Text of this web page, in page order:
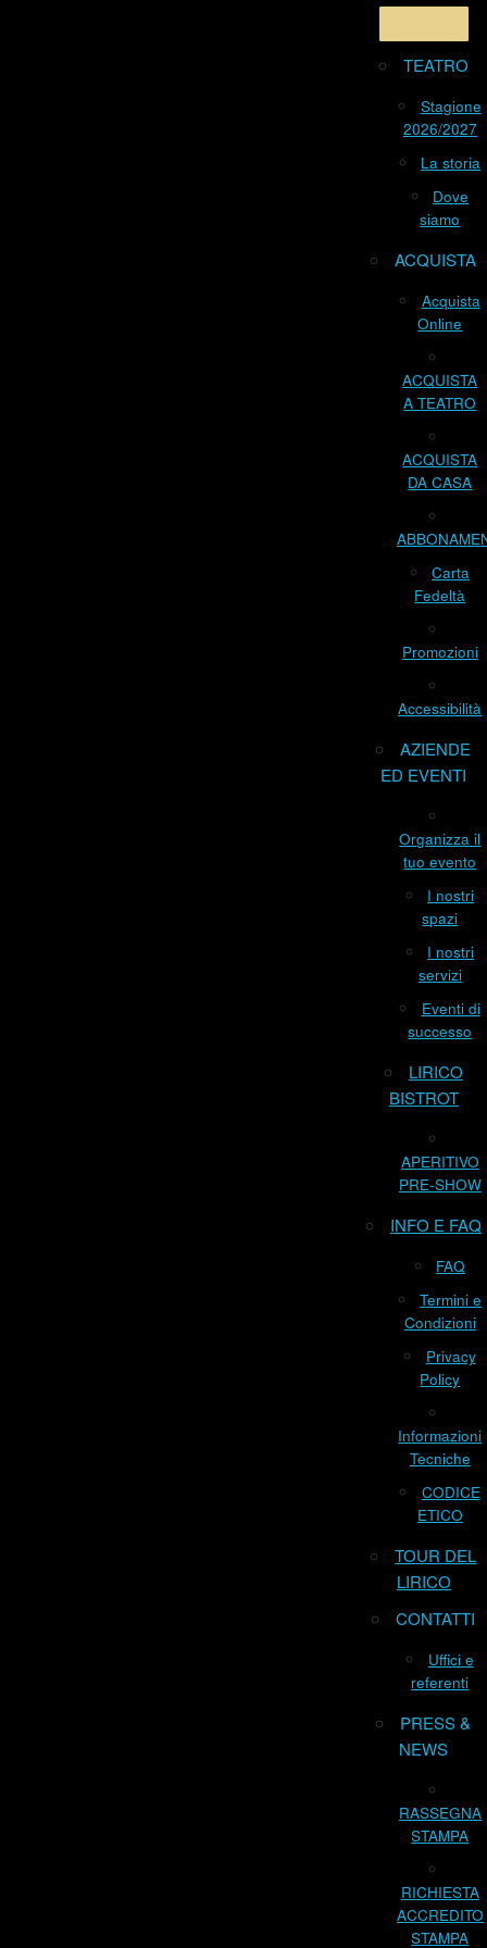
TEATRO
Stagione
2026/2027
La storia
Dove
siamo
ACQUISTA
Acquista
Online
ACQUISTA
A TEATRO
ACQUISTA
DA CASA
Carta
Fedeltà
Promozioni
Accessibilità
AZIENDE
ED EVENTI
Organizza il
tuo evento
I nostri
spazi
I nostri
servizi
Eventi di
successo
LIRICO
BISTROT
APERITIVO
PRE-SHOW
INFO E FAQ
FAQ
Termini e
Condizioni
Privacy
Policy
Informazioni
Tecniche
CODICE
ETICO
TOUR DEL
LIRICO
CONTATTI
Uffici e
referenti
PRESS &
NEWS
RASSEGNA
STAMPA
RICHIESTA
ACCREDITO
STAMPA